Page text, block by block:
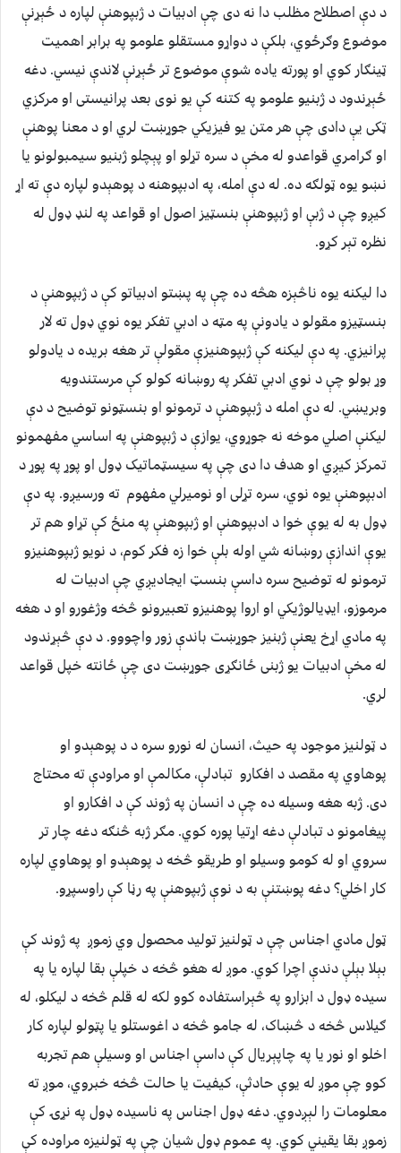
د دې اصطلاح مظلب دا نه دی چې ادبیات د ژبپوهنې لپاره د ځېړنې
موضوع وګرځوي، بلکې د دواړو مستقلو علومو په برابر اهمیت
ټینګار کوي او پورته یاده شوې موضوع تر ځېړنې لاندې نیسي. دغه
ځېړندود د ژبنیو علومو په کتنه کې یو نوی بعد پرانیستی او مرکزي
ټکی یې دادی چې هر متن یو فیزیکي جوړښت لري او د معنا پوهنې
او ګرامري قواعدو له مخې د سره تړلو او پېچلو ژبنیو سیمبولونو یا
نښو یوه ټولګه ده. له دې امله، په ادبپوهنه د پوهېدو لپاره دې ته اړ
کیږو چې د ژبې او ژبپوهنې بنسټیز اصول او قواعد په لنډ ډول له
نظره تېر کړو.
دا لیکنه یوه ناڅېزه هڅه ده چې په پښتو ادبیاتو کې د ژبپوهنې د
بنسټیزو مقولو د یادونې په مټه د ادبي تفکر یوه نوي ډول ته لار
پرانیزي. په دې لیکنه کې ژبپوهنیزې مقولې تر هغه بریده د یادولو
وړ بولو چې د نوي ادبي تفکر په روښانه کولو کې مرستندویه
وبریښي. له دې امله د ژبپوهنې د ترمونو او بنسټونو توضیح د دې
لیکنې اصلي موخه نه جوړوي، یوازې د ژبپوهنې په اساسي مفهمونو
تمرکز کیږي او هدف دا دی چې په سیسټماتیک ډول او پوړ په پوړ د
ادبپوهنې یوه نوي، سره تړلی او نومیرلي مفهوم ته ورسیږو. په دې
ډول به له یوې خوا د ادبپوهنې او ژبپوهنې په منځ کې تړاو هم تر
یوې اندازې روښانه شي اوله بلې خوا زه فکر کوم، د نویو ژبپوهنیزو
ترمونو له توضیح سره داسې بنسټ ایجادیږي چې ادبیات له
مرموزو، ایډیالوژیکي او اروا پوهنیزو تعبیرونو څخه وژغورو او د هغه
په مادي اړخ یعنې ژبنیز جوړښت باندې زور واچووو. د دې څېړندود
له مخې ادبیات یو ژبنی ځانګړی جوړښت دی چې ځانته خپل قواعد
لري.
د ټولنیز موجود په حیث، انسان له نورو سره د د پوهېدو او
پوهاوي په مقصد د افکارو تبادلې، مکالمې او مراودې ته محتاج
دی. ژبه هغه وسیله ده چې د انسان په ژوند کې د افکارو او
پیغامونو د تبادلې دغه اړتیا پوره کوي. مګر ژبه څنګه دغه چار تر
سروي او له کومو وسیلو او طریقو څخه د پوهېدو او پوهاوي لپاره
کار اخلي؟ دغه پوښتنې به د نوې ژبپوهنې په رڼا کې راوسپړو.
ټول مادي اجناس چې د ټولنیز تولید محصول وي زموږ په ژوند کې
بېلا بېلې دندې اچرا کوي. موږ له هغو څخه د خپلې بقا لپاره یا په
سیده ډول د ابزارو په څېراستفاده کوو لکه له قلم څخه د لیکلو، له
ګیلاس څخه د څښاک، له جامو څخه د اغوستلو یا پټولو لپاره کار
اخلو او نور یا په چاپېریال کې داسې اجناس او وسیلې هم تجربه
کوو چې موږ له یوې حادثې، کیفیت یا حالت څخه خبروي، موږ ته
معلومات را لېږدوي. دغه ډول اجناس په ناسیده ډول په نړۍ کې
زموږ بقا یقیني کوي. په عموم ډول شیان چې په ټولنیزه مراوده کې